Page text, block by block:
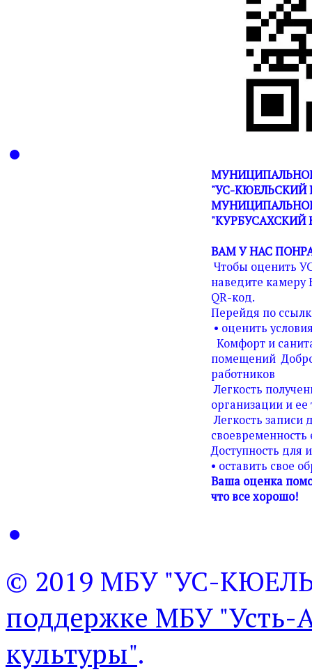
"УС-КЮЕЛЬСКИЙ
"КУРБУСАХСКИЙ
ВАМ У НАС
Чтобы оценить
наведите камеру
QR-код.
Перейдя по
• оценить
Комфорт и
помещений
работников
Легкость
организации и ее
Легкость записи
своевременность
Доступность для
• оставить свое
Ваша оценка
что все хорошо!
© 2019 МБУ "УС-
поддержке МБУ "Усть-
культуры".